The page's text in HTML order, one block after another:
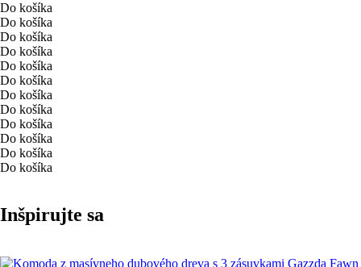
Do košíka
Do košíka
Do košíka
Do košíka
Do košíka
Do košíka
Do košíka
Do košíka
Do košíka
Do košíka
Do košíka
Do košíka
Inšpirujte sa